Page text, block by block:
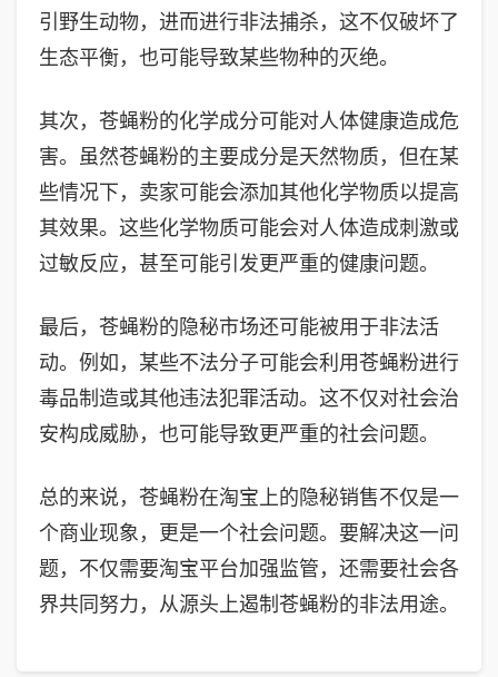
引野生动物，进而进行非法捕杀，这不仅破坏了
生态平衡，也可能导致某些物种的灭绝。
其次，苍蝇粉的化学成分可能对人体健康造成危
害。虽然苍蝇粉的主要成分是天然物质，但在某
些情况下，卖家可能会添加其他化学物质以提高
其效果。这些化学物质可能会对人体造成刺激或
过敏反应，甚至可能引发更严重的健康问题。
最后，苍蝇粉的隐秘市场还可能被用于非法活
动。例如，某些不法分子可能会利用苍蝇粉进行
毒品制造或其他违法犯罪活动。这不仅对社会治
安构成威胁，也可能导致更严重的社会问题。
总的来说，苍蝇粉在淘宝上的隐秘销售不仅是一
个商业现象，更是一个社会问题。要解决这一问
题，不仅需要淘宝平台加强监管，还需要社会各
界共同努力，从源头上遏制苍蝇粉的非法用途。